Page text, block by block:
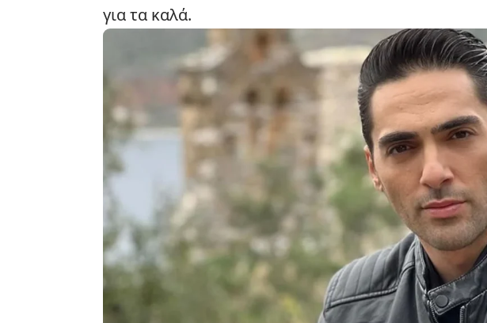
για τα καλά.